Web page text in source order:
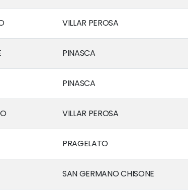
VILLAR PEROSA
PINASCA
PINASCA
VILLAR PEROSA
PRAGELATO
SAN GERMANO CHISONE